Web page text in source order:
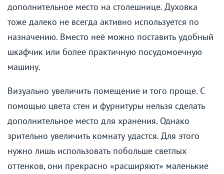
дополнительное место на столешнице. Духовка
тоже далеко не всегда активно используется по
назначению. Вместо неё можно поставить удобный
шкафчик или более практичную посудомоечную
машину.
Визуально увеличить помещение и того проще. С
помощью цвета стен и фурнитуры нельзя сделать
дополнительное место для хранения. Однако
зрительно увеличить комнату удастся. Для этого
нужно лишь использовать побольше светлых
оттенков, они прекрасно «расширяют» маленькие